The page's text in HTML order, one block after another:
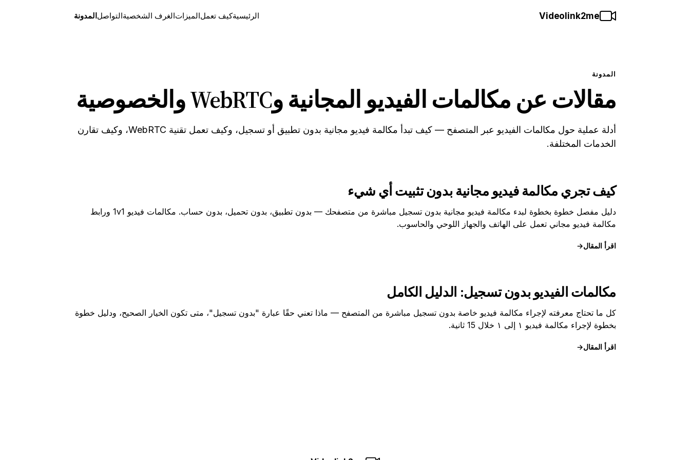
Videolink2me الرئيسيةكيف تعملالميزاتالغرف الشخصيةالتواصل المدونة
المدونة
مقالات عن مكالمات الفيديو المجانية وWebRTC والخصوصية
أدلة عملية حول مكالمات الفيديو عبر المتصفح — كيف تبدأ مكالمة فيديو مجانية بدون تطبيق أو تسجيل، وكيف تعمل تقنية WebRTC، وكيف تقارن
الخدمات المختلفة.
كيف تجري مكالمة فيديو مجانية بدون تثبيت أي شيء
دليل مفصل خطوة بخطوة لبدء مكالمة فيديو مجانية بدون تسجيل مباشرة من متصفحك — بدون تطبيق، بدون تحميل، بدون حساب. مكالمات فيديو 1v1 ورابط
مكالمة فيديو مجاني تعمل على الهاتف والجهاز اللوحي والحاسوب.
اقرأ المقال→
مكالمات الفيديو بدون تسجيل: الدليل الكامل
كل ما تحتاج معرفته لإجراء مكالمة فيديو خاصة بدون تسجيل مباشرة من المتصفح — ماذا تعني حقًا عبارة "بدون تسجيل"، متى تكون الخيار الصحيح، ودليل خطوة
بخطوة لإجراء مكالمة فيديو ١ إلى ١ خلال 15 ثانية.
اقرأ المقال→